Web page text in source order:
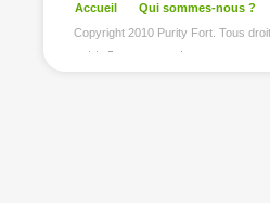
Accueil Qui sommes-nous ?
Copyright 2010 Purity Fort. Tous